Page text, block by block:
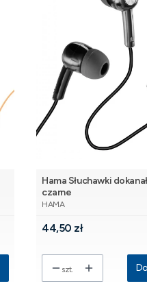
Hama Słuchawki
czarne
PRODUCENT
HAMA
Cena
44,50 zł
szt.